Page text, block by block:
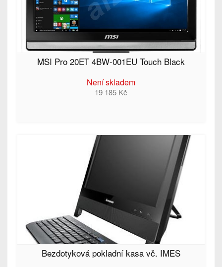
MSI Pro 20ET 4BW-001EU Touch Black
Není skladem
19 185 Kč
Bezdotyková pokladní kasa vč. IMES